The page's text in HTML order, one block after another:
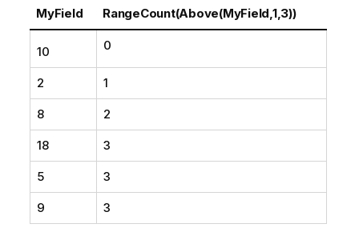
MyField RangeCount(Above(MyField,1,3))
10 0
2 1
8 2
18 3
5 3
9 3